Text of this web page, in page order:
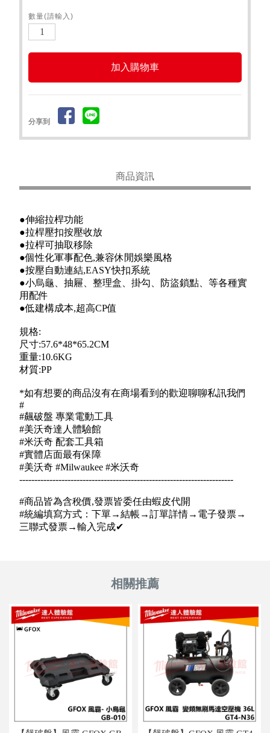
數量(請輸入)
分享到
商品資訊
●伸縮拉桿功能
●拉桿壓扣按壓收放
●拉桿可抽取移除
●個性化軍事配色,兼容休閒娛樂風格
●按壓自動連結,EASY快扣系統
●小烏龜、抽屜、整理盒、掛勾、防盜鎖點、等各種實
用配件
●低建構成本,超高CP值
規格:
尺寸:57.6*48*65.2CM
重量:10.6KG
材質:PP
*如有想要的商品沒有在商場看到的歡迎聊聊私訊我們
#
#飆破盤 專業電動工具
#美沃奇達人體驗館
#米沃奇 配套工具箱
#實體店面最有保障
#美沃奇 #Milwaukee #米沃奇
-----------------------------------------------------------------------
#商品皆為含稅價,發票皆委任由蝦皮代開
#統編填寫方式：下單→結帳→訂單詳情→電子發票→
三聯式發票→輸入完成✔